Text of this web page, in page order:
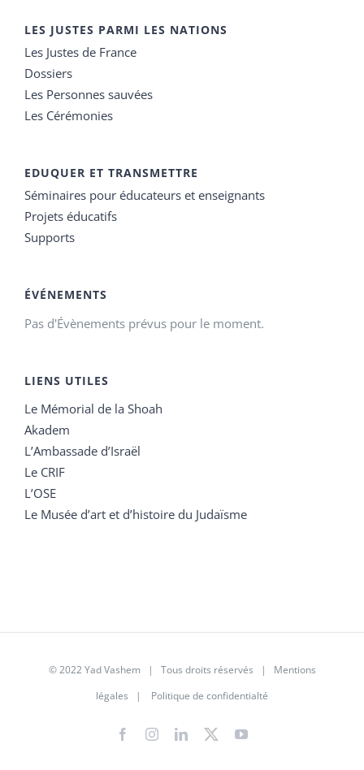
LES JUSTES PARMI LES NATIONS
Les Justes de France
Dossiers
Les Personnes sauvées
Les Cérémonies
EDUQUER ET TRANSMETTRE
Séminaires pour éducateurs et enseignants
Projets éducatifs
Supports
ÉVÉNEMENTS
Pas d'Évènements prévus pour le moment.
LIENS UTILES
Le Mémorial de la Shoah
Akadem
L’Ambassade d’Israël
Le CRIF
L’OSE
Le Musée d’art et d’histoire du Judaïsme
© 2022 Yad Vashem | Tous droits réservés | Mentions
légales | Politique de confidentialté